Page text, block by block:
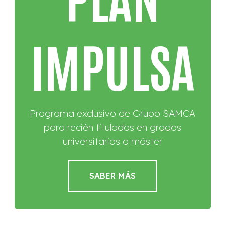
IMPULSA
Programa exclusivo de Grupo SAMCA
para recién titulados en grados
universitarios o máster
SABER MÁS